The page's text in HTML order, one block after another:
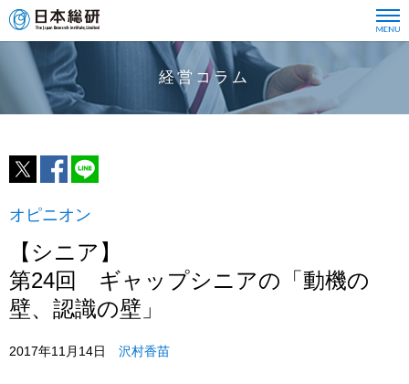
経営コラム
オピニオン
【シニア】
第24回 ギャップシニアの「動機の
壁、認識の壁」
2017年11月14日 沢村香苗